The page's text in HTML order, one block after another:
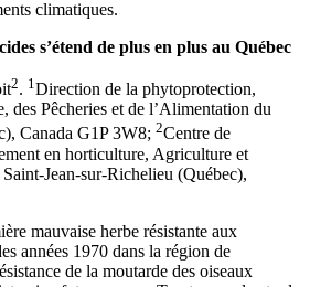
climatiques.
s’étend de plus en plus au Québec
2. 1 Direction de la phytoprotection,
des Pêcheries et de l’Alimentation du
Canada G1P 3W8; 2Centre de
en horticulture, Agriculture et
Jean-sur-Richelieu (Québec),
mauvaise herbe résistante aux
années 1970 dans la région de
de la moutarde des oiseaux